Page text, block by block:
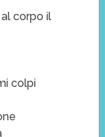
corpo il
colpi